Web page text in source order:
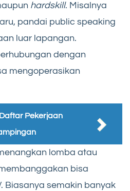
hardskill. Misalnya
pandai public speaking
luar lapangan.
dengan
mengoperasikan
Pekerjaan
lomba atau
bisa
Biasanya semakin banyak